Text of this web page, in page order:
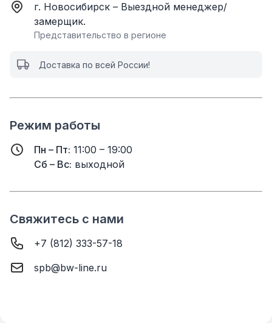
г. Новосибирск – Выездной менеджер/
замерщик.
Представительство в регионе
Доставка по всей России!
Режим работы
Пн – Пт: 11:00 – 19:00
Сб – Вс: выходной
Свяжитесь с нами
+7 (812) 333-57-18
spb@bw-line.ru